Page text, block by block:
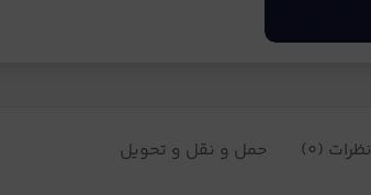
نظرات (0) حمل و نقل و تحویل